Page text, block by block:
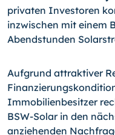
privaten Investoren
inzwischen mit einem
Abendstunden
Aufgrund attraktiver
Immobilienbesitzer
BSW-Solar in den
anziehenden